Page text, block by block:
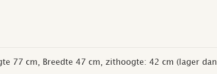
77 cm, Breedte 47 cm, zithoogte: 42 cm (lager dan